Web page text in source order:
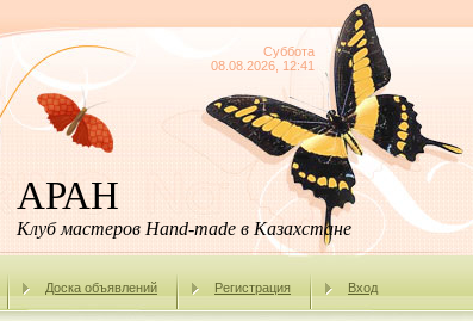
Суббота
08.08.2026, 12:41
АРАН
Клуб мастеров Hand-made в Казахстане
Доска объявлений Регистрация Вход